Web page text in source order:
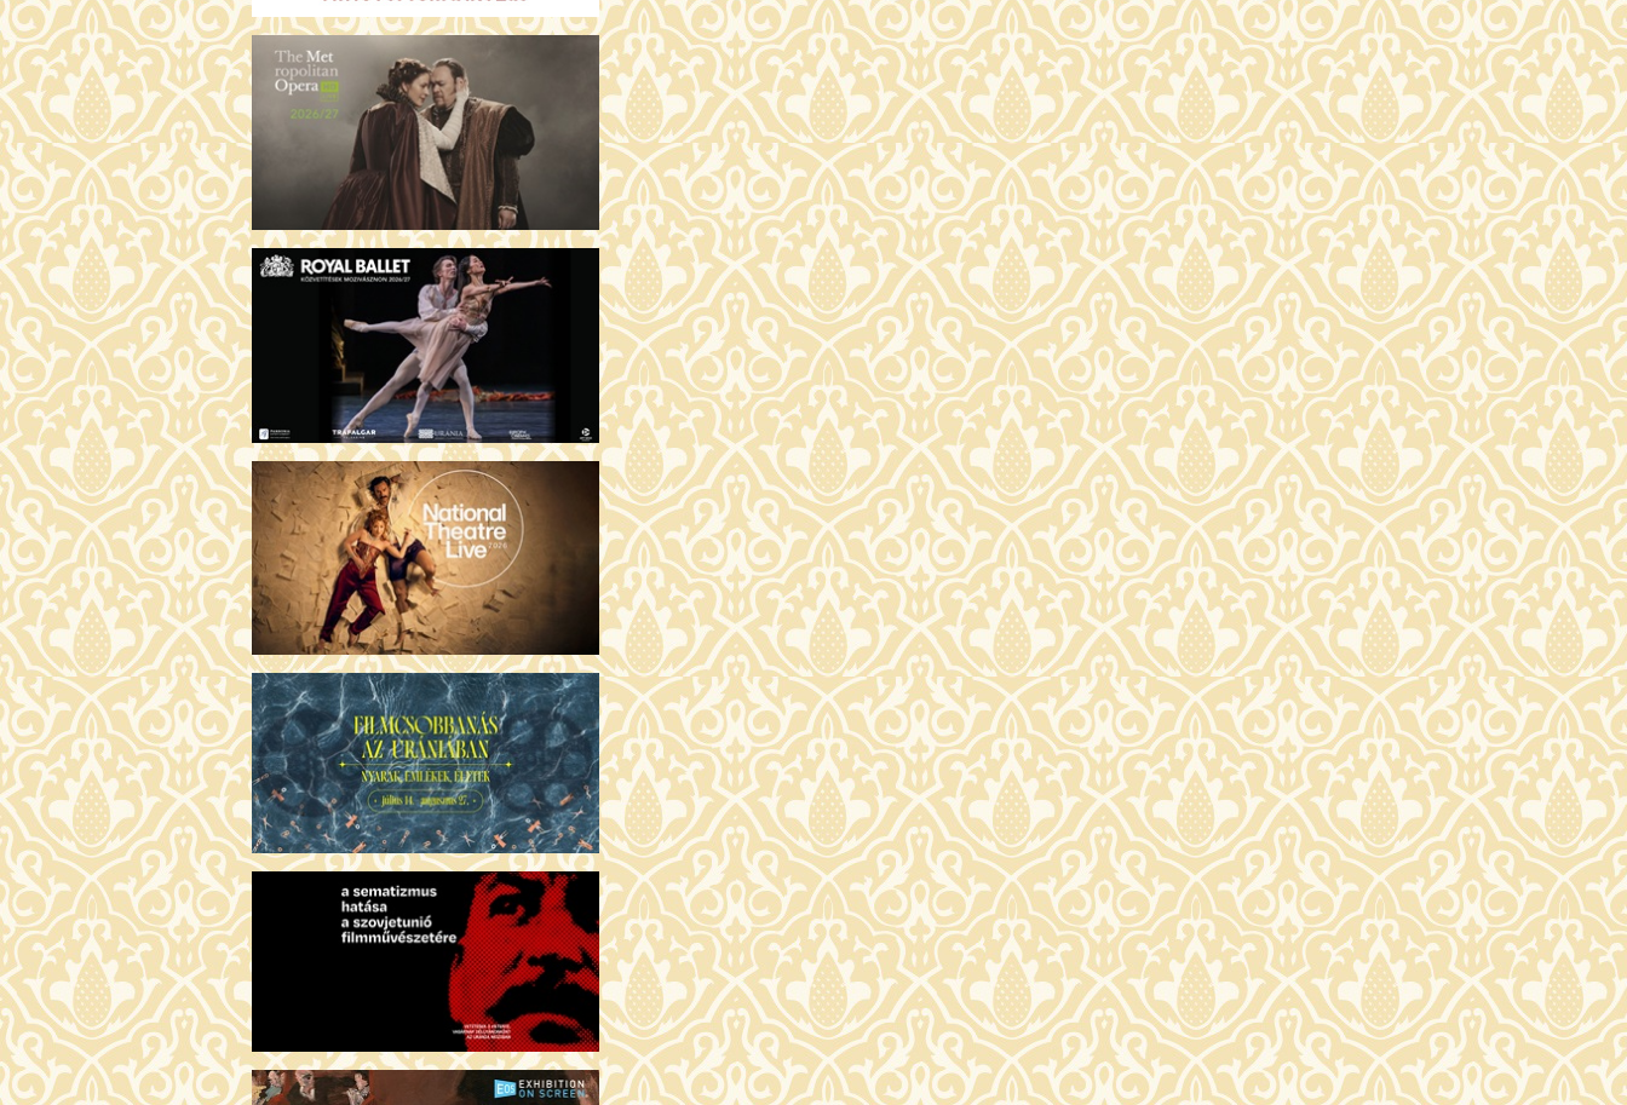
JEGYVÁSÁRLÁS
19:00 Fábri terem
AZ ÖRDÖG PRADÁT VISEL 2. (12)
19:00 Csortos terem
ÁDÁM ALMÁI (16)
JEGYVÁSÁRLÁS
19:00 Törőcsik Mari terem
HOGYAN TUDNÉK ÉLNI
NÉLKÜLED? (12)
JEGYVÁSÁRLÁS
19:00 Díszterem
ODÜSSZEIA (16)